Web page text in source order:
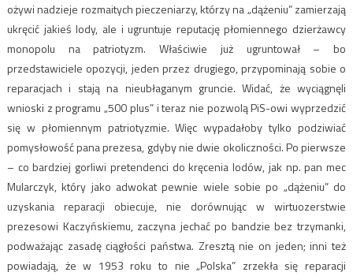
ożywi nadzieje rozmaitych pieczeniarzy, którzy na „dążeniu” zamierzają
ukręcić jakieś lody, ale i ugruntuje reputację płomiennego dzierżawcy
monopolu na patriotyzm. Właściwie już ugruntował – bo
przedstawiciele opozycji, jeden przez drugiego, przypominają sobie o
reparacjach i stają na nieubłaganym gruncie. Widać, że wyciągnęli
wnioski z programu „500 plus” i teraz nie pozwolą PiS-owi wyprzedzić
się w płomiennym patriotyzmie. Więc wypadałoby tylko podziwiać
pomysłowość pana prezesa, gdyby nie dwie okoliczności. Po pierwsze
– co bardziej gorliwi pretendenci do kręcenia lodów, jak np. pan mec
Mularczyk, który jako adwokat pewnie wiele sobie po „dążeniu” do
uzyskania reparacji obiecuje, nie dorównując w wirtuozerstwie
prezesowi Kaczyńskiemu, zaczyna jechać po bandzie bez trzymanki,
podważając zasadę ciągłości państwa. Zresztą nie on jeden; inni też
powiadają, że w 1953 roku to nie „Polska” zrzekła się reparacji